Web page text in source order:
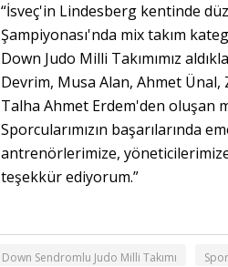
“İsveç'in Lindesberg kentinde
Şampiyonası'nda mix takım
Down Judo Milli Takımımız
Devrim, Musa Alan, Ahmet
Talha Ahmet Erdem'den oluşan
Sporcularımızın başarılarında
antrenörlerimize,
teşekkür ediyorum.”
Down Sendromlu Judo Milli Takımı Spor